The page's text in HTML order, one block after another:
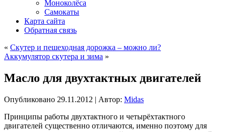
Моноколёса
Самокаты
Карта сайта
Обратная связь
« Скутер и пешеходная дорожка – можно ли?
Аккумулятор скутера и зима »
Масло для двухтактных двигателей
Опубликовано 29.11.2012 | Автор: Midas
Принципы работы двухтактного и четырёхтактного
двигателей существенно отличаются, именно поэтому для